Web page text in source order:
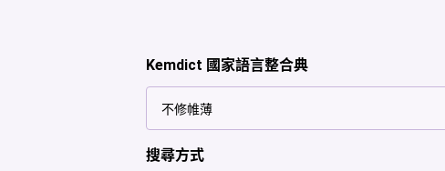
Kemdict 國家語言整合典
搜尋方式